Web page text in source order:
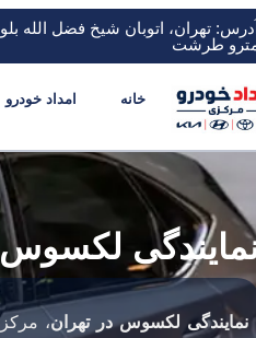
تهران، اتوبان شیخ فضل الله
طرشت
خانه امداد خودرو
لکسوس
نمایندگی لکسوس در تهران،